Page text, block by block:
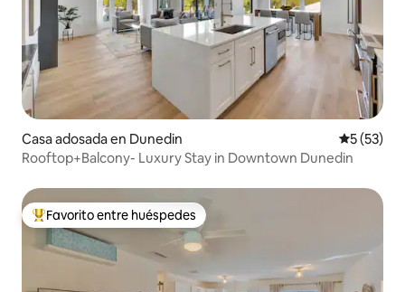
Casa adosada en Dunedin
5 (53)
Rooftop+Balcony- Luxury Stay in Downtown Dunedin
Favorito entre huéspedes preferido
Favorito entre huéspedes